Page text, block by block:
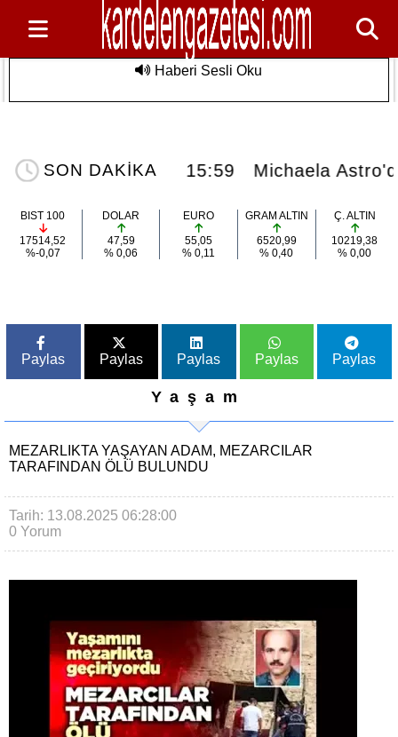
Haberi Sesli Oku
SON DAKİKA
Şenlendirdi 15:59 Michaela
BIST 100
17514,52
%-0,07
DOLAR
47,59
% 0,06
EURO
55,05
% 0,11
GRAM ALTIN
6520,99
% 0,40
Ç. ALTIN
10219,38
% 0,00
Paylas Paylas Paylas Paylas Paylas
Yaşam
MEZARLIKTA YAŞAYAN ADAM, MEZARCILAR
TARAFINDAN ÖLÜ BULUNDU
Tarih: 13.08.2025 06:28:00
0 Yorum